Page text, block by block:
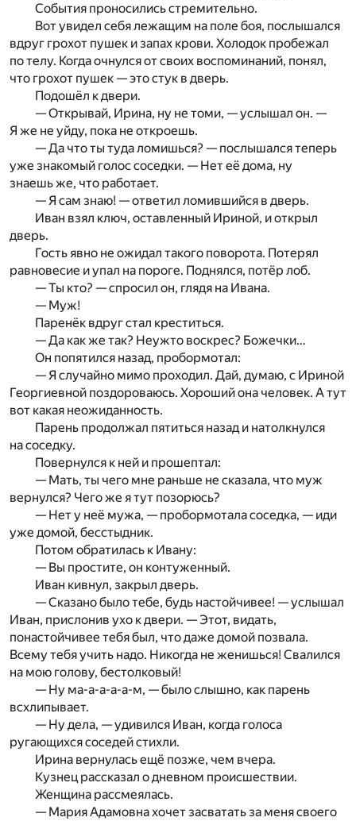
События проносились стремительно.
Вот увидел себя лежащим на поле боя, послышался
вдруг грохот пушек и запах крови. Холодок пробежал
по телу. Когда очнулся от своих воспоминаний, понял,
что грохот пушек — это стук в дверь.
Подошёл к двери.
— Открывай, Ирина, ну не томи, — услышал он. —
Я же не уйду, пока не откроешь.
— Да что ты туда ломишься? — послышался теперь
уже знакомый голос соседки. — Нет её дома, ну
знаешь же, что работает.
— Я сам знаю! — ответил ломившийся в дверь.
Иван взял ключ, оставленный Ириной, и открыл
дверь.
Гость явно не ожидал такого поворота. Потерял
равновесие и упал на пороге. Поднялся, потёр лоб.
— Ты кто? — спросил он, глядя на Ивана.
— Муж!
Паренёк вдруг стал креститься.
— Да как же так? Неужто воскрес? Божечки…
Он попятился назад, пробормотал:
— Я случайно мимо проходил. Дай, думаю, с Ириной
Георгиевной поздороваюсь. Хороший она человек. А тут
вот какая неожиданность.
Парень продолжал пятиться назад и натолкнулся
на соседку.
Повернулся к ней и прошептал:
— Мать, ты чего мне раньше не сказала, что муж
вернулся? Чего же я тут позорюсь?
— Нет у неё мужа, — пробормотала соседка, — иди
уже домой, бесстыдник.
Потом обратилась к Ивану:
— Вы простите, он контуженный.
Иван кивнул, закрыл дверь.
— Сказано было тебе, будь настойчивее! — услышал
Иван, прислонив ухо к двери. — Этот, видать,
понастойчивее тебя был, что даже домой позвала.
Всему тебя учить надо. Никогда не женишься! Свалился
на мою голову, бестолковый!
— Ну ма-а-а-а-а-м, — было слышно, как парень
всхлипывает.
— Ну дела, — удивился Иван, когда голоса
ругающихся соседей стихли.
Ирина вернулась ещё позже, чем вчера.
Кузнец рассказал о дневном происшествии.
Женщина рассмеялась.
— Мария Адамовна хочет засватать за меня своего